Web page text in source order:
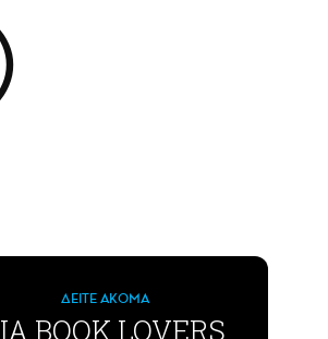
ΔΕΙΤΕ ΑΚΟΜΑ
BOOK LOVERS